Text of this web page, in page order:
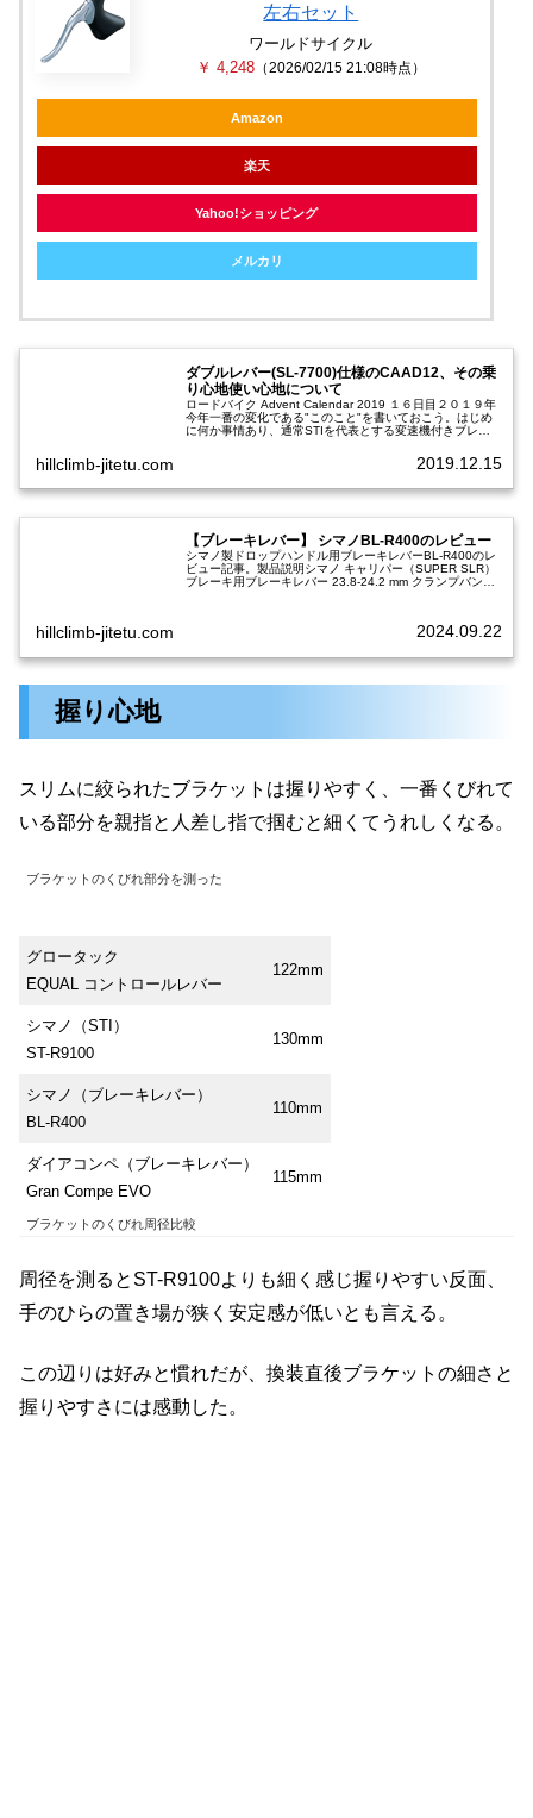
左右セット
ワールドサイクル
￥ 4,248（2026/02/15 21:08時点）
Amazon
楽天
Yahoo!ショッピング
メルカリ
ダブルレバー(SL-7700)仕様のCAAD12、その乗
り心地使い心地について
ロードバイク Advent Calendar 2019 １６日目２０１９年
今年一番の変化である"このこと"を書いておこう。はじめ
に何か事情あり、通常STIを代表とする変速機付きブレー
hillclimb-jitetu.com 2019.12.15
【ブレーキレバー】 シマノBL-R400のレビュー
シマノ製ドロップハンドル用ブレーキレバーBL-R400のレ
ビュー記事。製品説明シマノ キャリパー（SUPER SLR）
ブレーキ用ブレーキレバー 23.8-24.2 mm クランプバンド
hillclimb-jitetu.com 2024.09.22
握り心地
スリムに絞られたブラケットは握りやすく、一番くびれて
いる部分を親指と人差し指で掴むと細くてうれしくなる。
ブラケットのくびれ部分を測った
グロータック
EQUAL コントロールレバー
122mm
シマノ（STI）
ST-R9100
130mm
シマノ（ブレーキレバー）
BL-R400
110mm
ダイアコンペ（ブレーキレバー）
Gran Compe EVO
115mm
ブラケットのくびれ周径比較
周径を測るとST-R9100よりも細く感じ握りやすい反面、
手のひらの置き場が狭く安定感が低いとも言える。
この辺りは好みと慣れだが、換装直後ブラケットの細さと
握りやすさには感動した。